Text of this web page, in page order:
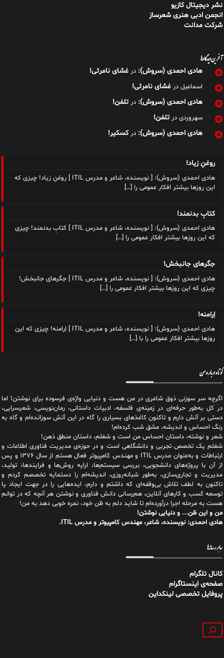
نشر دیجیتال کازیو
انجمن ادبی هنری شعرساز
شرکت مدانت
آخرین دیدگاه‌ها
هادی احمدی (سروش): در غشای نامرئی!
اسماعیل در غشای نامرئی!
هادی احمدی (سروش): در تلفن!
سهروردی در تلفن!
هادی احمدی (سروش): درکسکیر!
روغنِ زیاد!
هادی احمدی (سروش): [ نویسنده، شاعر و مدرس ITIL ] روغنِ زیاد! چیزی که
این روزها بیشتر افکار عمومی را […]
کتابِ بدنمند!
هادی احمدی (سروش): [ نویسنده، شاعر و مدرس ITIL ] کتابِ بدنمند! چیزی
که این روزها بیشتر افکار عمومی را […]
جگرهای جانبخش!
هادی احمدی (سروش): [ نویسنده، شاعر و مدرس ITIL ] جگرهای جانبخش!
چیزی که این روزها بیشتر افکار عمومی را […]
اِرامنه!
هادی احمدی (سروش): [ نویسنده، شاعر و مدرس ITIL ] اِرامنه! چیزی که این
روزها بیشتر افکار عمومی را با […]
کوتاه درباره من
اگرچه سر سوزنی ذوق شاعری در من هست و دنیایی واژه‌‌ی فرسوده برای نوشتن! اما
در کل به‌طور حرفه‌ای در زمینه‌ی فلسفه، ادبیات داستانی، رمان‌نویسی، شعرسرایی،
دستی بر آتش دارم و تاکنون کاغذهای بسیاری را گاه در این آتش سوزانده‌ام و گاه به
رنگ احساس و اندیشه، مشق شب کرده‌ام!
شعر و نوشته، داستان احساس من است و شغلم، داستان منطق ذهن!
شغلم یک تخصص تجربی و دانشگاهی است و در حوزه‌ی مدیریت فناوری اطلاعات و
ارتباطات و به‌عنوان مدرس ITIL و مهندس کامپیوتر فعال هستم از سال ۱۳۷۶ و پس
از آن با پروژه‌های دانشجویی، بررسی سیستم‌ها، ارایه روش‌ها و فرایندها، تولید،
مدیریت و تجاری‌سازی، به‌طور شبانه‌روزی، اندیشه‌ام را دستمایه تخصصم کردم و
تاکنون به لطف تلاش بی‌وقفه‌ای که داشتم و دارم، اید‌ه‌هایی را در جهت ایجاد یا
توسعه کسب و کارهای آنلاین، هم‌رسانی دانش فناوری و نوشتن هر آنچه که در توانم
هست به مرحله اجرا درآورده‌ام تا شاید دلم به ظن خود، نمره خوبی دهد به من!
من و این ظن... و دنیایی نوشتن!
هادی احمدی: نویسنده، شاعر، مهندس کامپیوتر و مدرس ITIL.
سایر رسانه‌ها
کانال تلگرام
صفحه‌ی اینستاگرام
پروفایل تخصصی لینکداین
جستجو